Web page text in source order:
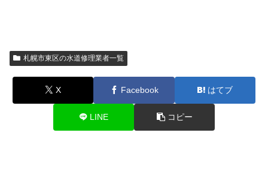
札幌市東区の水道修理業者一覧
X Facebook はてブ
LINE コピー